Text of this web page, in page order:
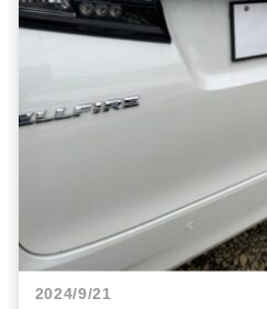
2024/9/21